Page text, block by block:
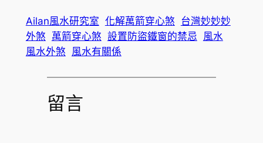
Ailan風水研究室 化解萬箭穿心煞 台灣妙妙妙
外煞 萬箭穿心煞 設置防盜鐵窗的禁忌 風水
風水外煞 風水有關係
留言